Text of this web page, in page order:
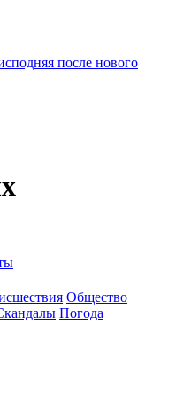
после нового
Общество
Погода